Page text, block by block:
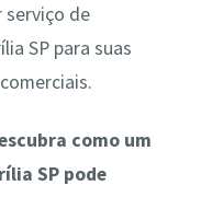
serviço de
SP para suas
como um
SP pode